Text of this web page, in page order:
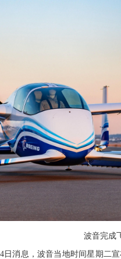
波音完成
日消息，波音当地时间星期二